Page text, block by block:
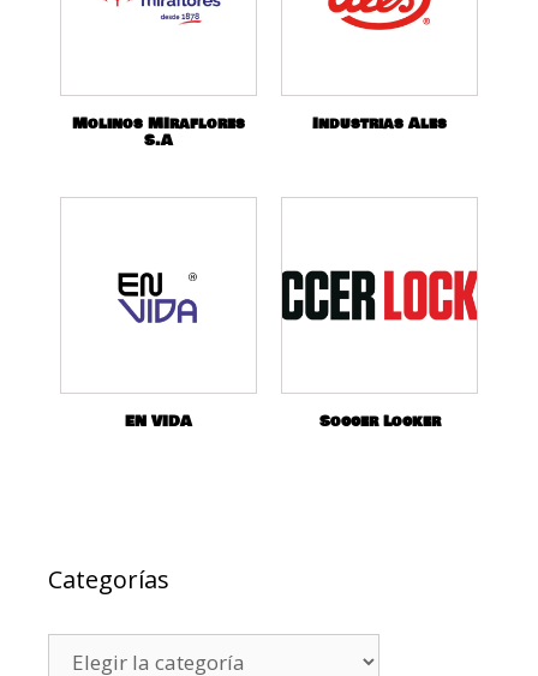
Molinos MIraflores
S.A
Industrias Ales
EN VIDA Soccer Locker
Categorías